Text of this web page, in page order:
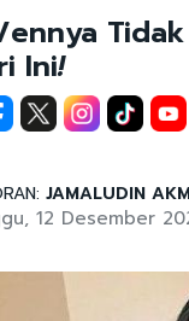
Ini!
JAMALUDIN
12 Desember